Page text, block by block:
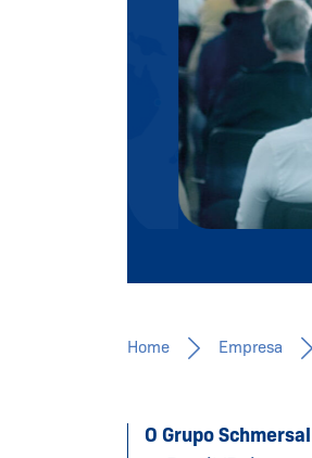
Conheça
Home Empresa
O Grupo Schmersal